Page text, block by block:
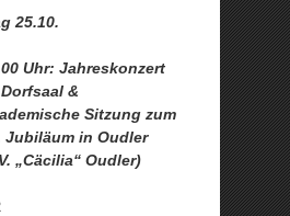
25.10.
Uhr: Jahreskonzert
&
Sitzung zum
Jubiläum in Oudler
„Cäcilia“ Oudler)